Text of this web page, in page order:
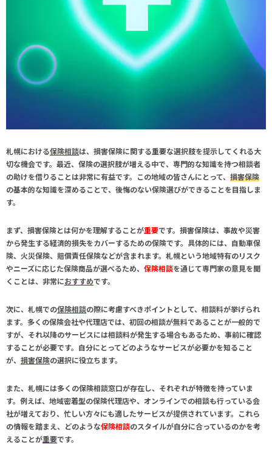
札幌における保険相談は、損害保険に関する重要な選択肢を提示してくれる大
切な機会です。最近、保険の選択肢が増える中で、専門的な知識を持つ相談者
の助けを借りることは非常に有益です。この地域の皆さんにとって、 損害保険
の基本的な知識を深めることで、後悔のない保険選びができることを目指しま
す。
まず、損害保険とは何かを理解することが重要です。損害保険は、事故や災害
から発生する経済的損失をカバーするための保険です。具体的には、自動車保
険、火災保険、賠償責任保険などが含まれます。札幌という地域特有のリスク
やニーズに応じた保険商品が選べるため、 保険相談を通じて専門家の意見を聞
くことは、非常におすすめです。
次に、札幌での保険相談の際に考慮すべきポイントとして、相談料が挙げられ
ます。多くの保険会社や代理店では、初回の相談が無料であることが一般的で
すが、それ以降のサービスには相談料が発生する場合もあるため、事前に確認
することが必要です。自分にとってどのようなサービスが必要かを知ること
が、 損害保険の選択に役立ちます。
また、札幌には多くの保険相談窓口が存在し、それぞれが特徴を持っていま
す。例えば、地域密着型の保険代理店や、オンラインでの相談も行っている会
社が増えており、忙しい方々にも適したサービスが提供されています。これら
の情報を踏まえ、どのような保険相談のスタイルが自分に合っているのかを考
えることが重要です。